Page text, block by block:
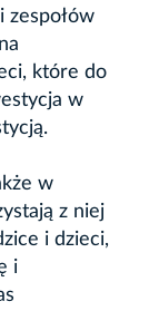
zespołów
które do
w
w
z niej
i dzieci,
i